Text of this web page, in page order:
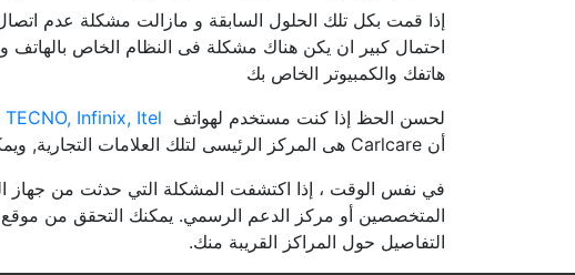
إذا قمت بكل تلك الحلول السابقة و مازالت مشكلة عدم اتصال
احتمال كبير ان يكن هناك مشكلة فى النظام الخاص
هاتفك والكمبيوتر الخاص بك
لحسن الحظ إذا كنت مستخدم لهواتف TECNO, Infinix, Itel قم بالبحث عن مركز خدمة Carlcare
أن Carlcare هى المركز الرئيسى لتلك العلامات التجارية, ويمكننا تقديم المساعدة التي تحتاجها بشكل مباشر.
في نفس الوقت ، إذا اكتشفت المشكلة التي حدثت من جهاز
المتخصصين أو مركز الدعم الرسمي. يمكنك التحقق من
التفاصيل حول المراكز القريبة منك.